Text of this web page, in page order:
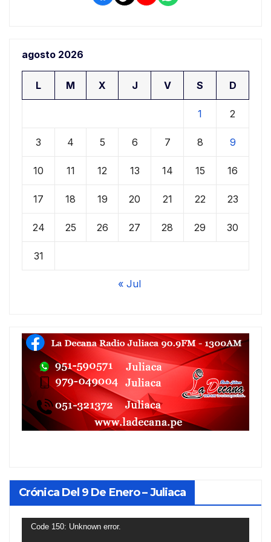
agosto 2026
L M X J V S D
1 2
3 4 5 6 7 8 9
10 11 12 13 14 15 16
17 18 19 20 21 22 23
24 25 26 27 28 29 30
31
« Jul
Crónica Del 9 De Enero – Juliaca
Reproductor
Code 150: Unknown error.